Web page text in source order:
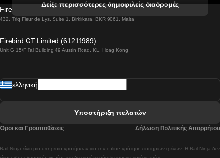
Βιέννη προς Σάλτσμπουργκ Τρένα
Βουδαπέστη προς Πράγα Tρένο
Δείξε περισσότερες δημοφιλείς διαδρομές
Firebird GT Limited (OC 1451)
432, Triq Fleur de Lys, Suite 1, Birkirkara, BKR 9061, Malta
Firebird GT Limited (61211989)
Unit G 15/F Tal Building 49 Austin Road, KL, Hong Kong
Rail Ninja είναι μια υπηρεσία κρατήσεων για την online κράτηση εισιτηρίων τρένων. Η Rail Ninja δεν
ελληνική
Υποστήριξη πελατών
Όροι και Προϋποθέσεις Δήλωση Πολιτικής Απορρήτου